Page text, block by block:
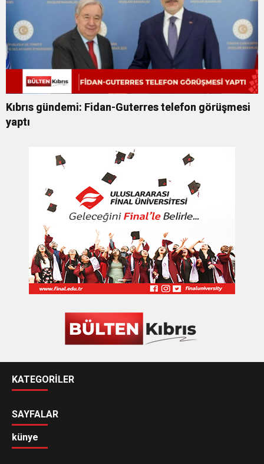
Kıbrıs gündemi: Fidan-Guterres telefon görüşmesi
yaptı
KATEGORİLER
SAYFALAR
künye